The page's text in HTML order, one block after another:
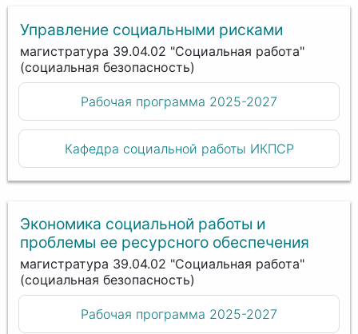
Управление социальными рисками
магистратура 39.04.02 "Социальная работа"
(социальная безопасность)
Рабочая программа 2025-2027
Кафедра социальной работы ИКПСР
Экономика социальной работы и
проблемы ее ресурсного обеспечения
магистратура 39.04.02 "Социальная работа"
(социальная безопасность)
Рабочая программа 2025-2027